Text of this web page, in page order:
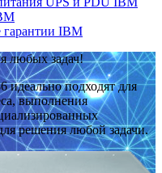
IBM
любых задач!
идеально подходят для
выполнения
решения любой задачи.